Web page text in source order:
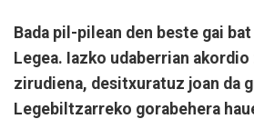
Bada pil-pilean den beste gai
Legea. Iazko udaberrian akordio
zirudiena, desitxuratuz joan da
Legebiltzarreko gorabehera